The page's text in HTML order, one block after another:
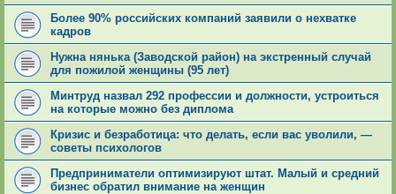
Более 90% российских компаний заявили о нехватке
кадров
Нужна нянька (Заводской район) на экстренный случай
для пожилой женщины (95 лет)
Минтруд назвал 292 профессии и должности, устроиться
на которые можно без диплома
Кризис и безработица: что делать, если вас уволили, —
советы психологов
Предприниматели оптимизируют штат. Малый и средний
бизнес обратил внимание на женщин